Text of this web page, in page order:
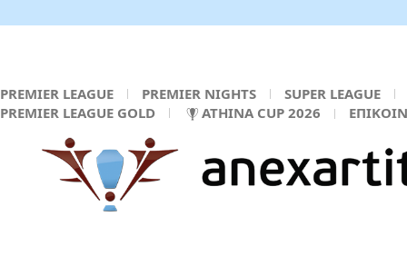
PREMIER LEAGUE PREMIER NIGHTS
SUPER LEAGUE
PREMIER LEAGUE GOLD
ATHINA CUP 2026